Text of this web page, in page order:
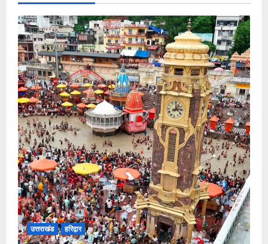
उत्तराखंड हरिद्वार